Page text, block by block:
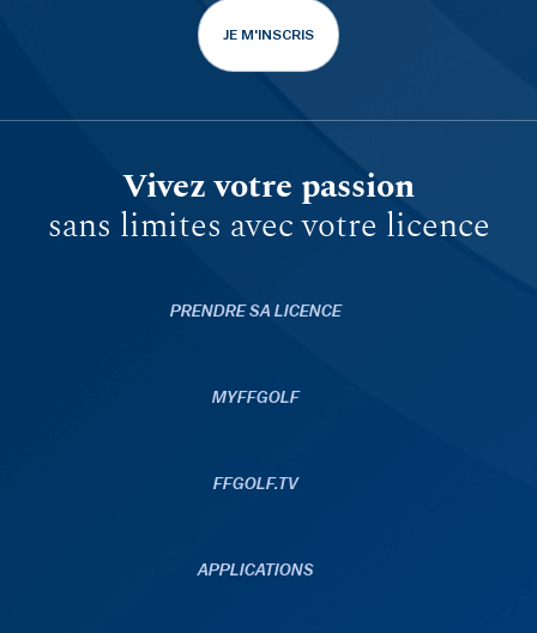
JE M'INSCRIS
Vivez votre passion
sans limites avec votre licence
PRENDRE SA LICENCE
MYFFGOLF
FFGOLF.TV
APPLICATIONS